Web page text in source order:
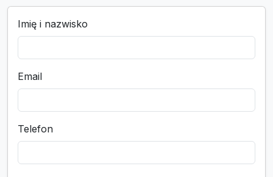
Imię i nazwisko
Email
Telefon